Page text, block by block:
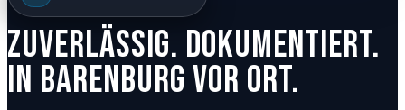
Zuverlässig. Dokumentiert.
In Barenburg vor Ort.